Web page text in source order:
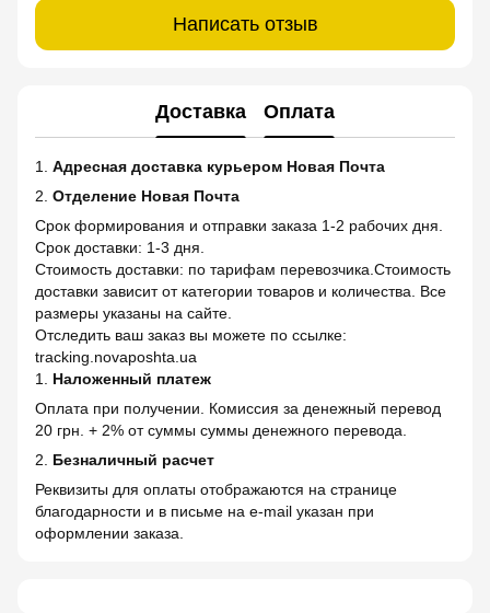
Написать отзыв
Доставка Оплата
1. Адресная доставка курьером Новая Почта
2. Отделение Новая Почта
Срок формирования и отправки заказа 1-2 рабочих дня.
Срок доставки: 1-3 дня.
Стоимость доставки: по тарифам перевозчика.Стоимость
доставки зависит от категории товаров и количества. Все
размеры указаны на сайте.
Отследить ваш заказ вы можете по ссылке:
tracking.novaposhta.ua
1. Наложенный платеж
Оплата при получении. Комиссия за денежный перевод
20 грн. + 2% от суммы суммы денежного перевода.
2. Безналичный расчет
Реквизиты для оплаты отображаются на странице
благодарности и в письме на e-mail указан при
оформлении заказа.